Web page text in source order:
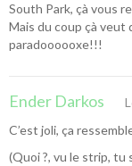
South Park, çà vous
Mais du coup çà veut
paradoooooxe!!!
Ender Darkos
C’est joli, ça
(Quoi ?, vu le strip, tu